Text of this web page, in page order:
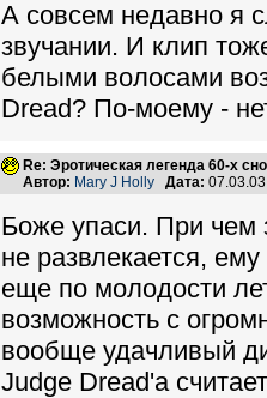
А совсем недавно я
звучании. И клип
белыми волосами
Dread? По-моему -
Re: Эротическая легенда 60-х
Автор: Mary J Holly Дата:
Боже упаси. При чем
не развлекается,
еще по молодости
возможность с
вообще удачливый
Judge Dread'a